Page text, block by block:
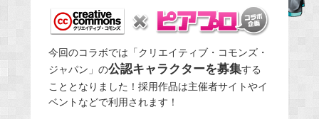
o
k
今回のコラボでは「クリエイティブ・コモンズ・
ジャパン」の公認キャラクターを募集する
こととなりました！採用作品は主催者サイトやイ
ベントなどで利用されます！